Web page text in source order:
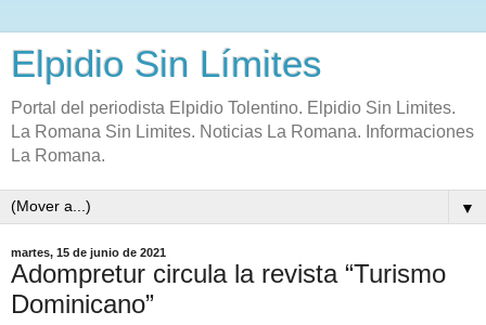
Elpidio Sin Límites
Portal del periodista Elpidio Tolentino. Elpidio Sin Limites.
La Romana Sin Limites. Noticias La Romana. Informaciones
La Romana.
▼
martes, 15 de junio de 2021
Adompretur circula la revista “Turismo
Dominicano”